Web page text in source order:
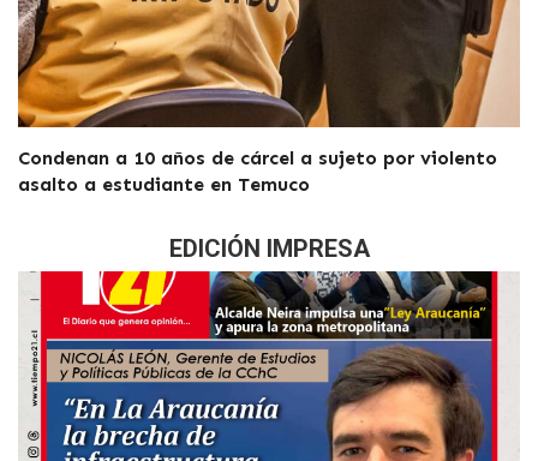
Condenan a 10 años de cárcel a sujeto por violento
asalto a estudiante en Temuco
EDICIÓN IMPRESA